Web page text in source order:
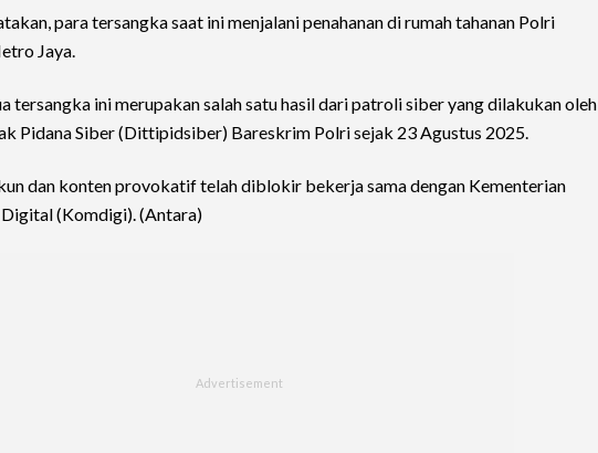
para tersangka saat ini menjalani penahanan di rumah tahanan Polri
Jaya.
tersangka ini merupakan salah satu hasil dari patroli siber yang dilakukan oleh
Pidana Siber (Dittipidsiber) Bareskrim Polri sejak 23 Agustus 2025.
dan konten provokatif telah diblokir bekerja sama dengan Kementerian
(Komdigi). (Antara)